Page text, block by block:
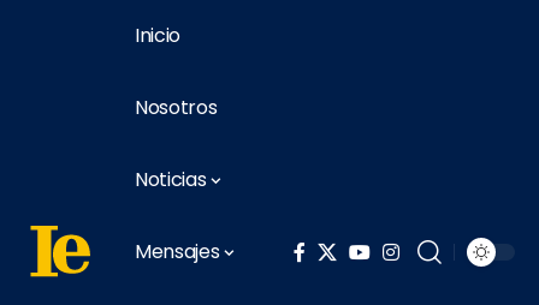
Inicio
Nosotros
Noticias
Mensajes